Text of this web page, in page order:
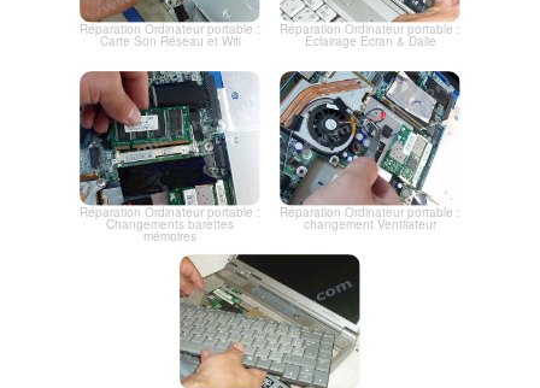
Réparation Ordinateur portable :
Carte Son Réseau et Wifi
Réparation Ordinateur portable :
Eclairage Ecran & Dalle
Réparation Ordinateur portable :
Changements barettes
mémoires
Réparation Ordinateur portable :
changement Ventilateur